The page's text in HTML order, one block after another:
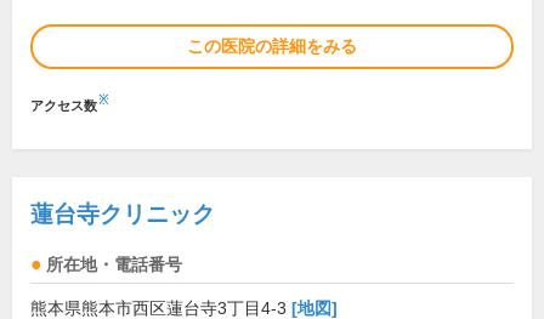
この医院の詳細をみる
アクセス数※
蓮台寺クリニック
所在地・電話番号
熊本県熊本市西区蓮台寺3丁目4-3 [地図]